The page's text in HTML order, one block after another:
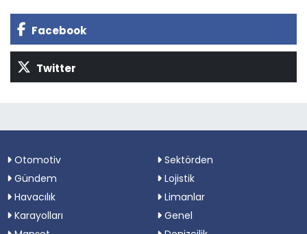
Facebook
Twitter
Otomotiv
Sektörden
Gündem
Lojistik
Havacılık
Limanlar
Karayolları
Genel